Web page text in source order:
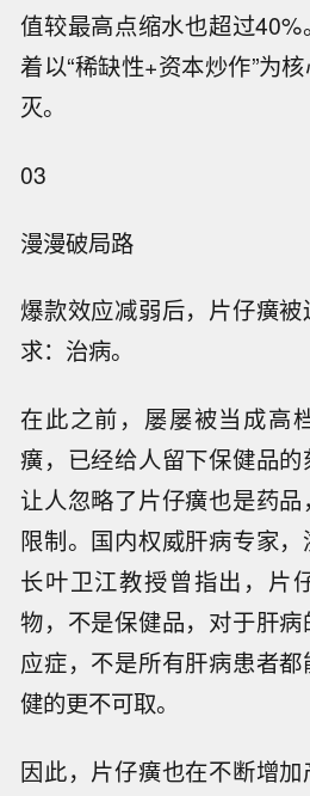
值较最高点缩水也超过
着以“稀缺性+资本炒作”为
灭。
03
漫漫破局路
爆款效应减弱后，片仔癀
求：治病。
在此之前，屡屡被当成高
癀，已经给人留下保健品
让人忽略了片仔癀也是药
限制。国内权威肝病专家
长叶卫江教授曾指出，片
物，不是保健品，对于肝
应症，不是所有肝病患者
健的更不可取。
因此，片仔癀也在不断增